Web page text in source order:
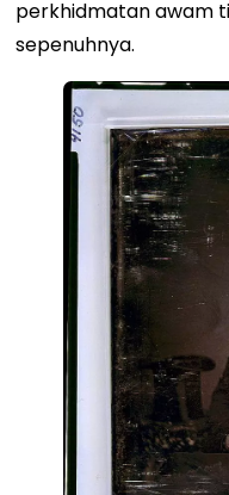
perkhidmatan awam
sepenuhnya.